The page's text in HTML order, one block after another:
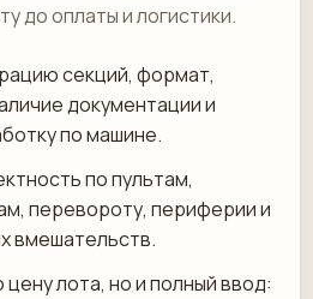
до оплаты и логистики.
секций, формат,
документации и
по машине.
по пультам,
перевороту, периферии и
вмешательств.
лота, но и полный ввод: